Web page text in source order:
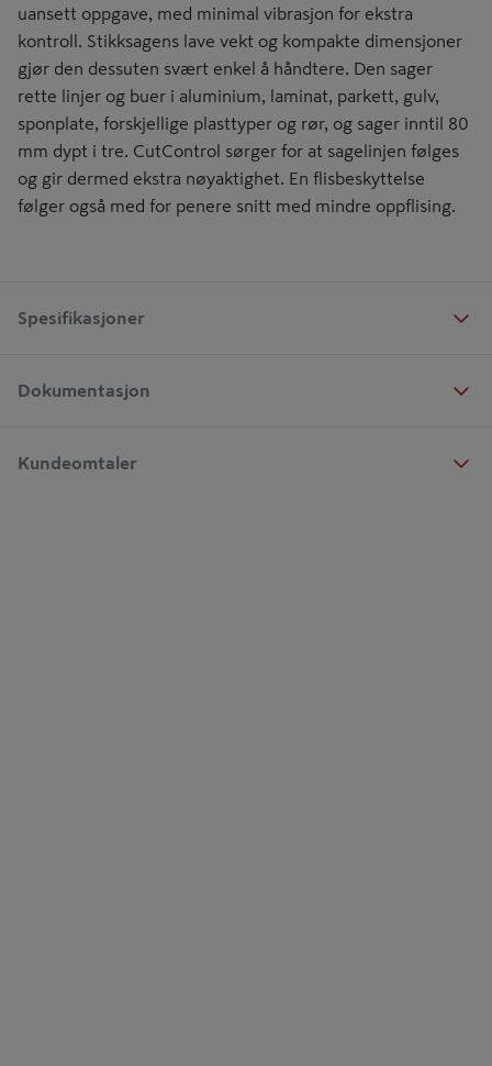
uansett oppgave, med minimal vibrasjon for ekstra
kontroll. Stikksagens lave vekt og kompakte dimensjoner
gjør den dessuten svært enkel å håndtere. Den sager
rette linjer og buer i aluminium, laminat, parkett, gulv,
sponplate, forskjellige plasttyper og rør, og sager inntil 80
mm dypt i tre. CutControl sørger for at sagelinjen følges
og gir dermed ekstra nøyaktighet. En flisbeskyttelse
følger også med for penere snitt med mindre oppflising.
Spesifikasjoner
Dokumentasjon
Kundeomtaler